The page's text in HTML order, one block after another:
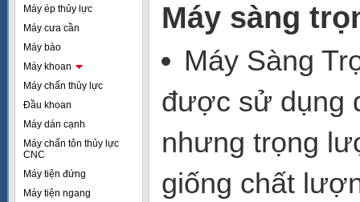
Máy ép thủy lực
Máy cưa cần
Máy bào
Máy khoan
Máy chấn thủy lực
Đầu khoan
Máy dán cạnh
Máy chấn tôn thủy lực
CNC
Máy tiện đứng
Máy tiện ngang
Máy sàng
Máy Sàng
được sử dụng
nhưng trọng
giống chất